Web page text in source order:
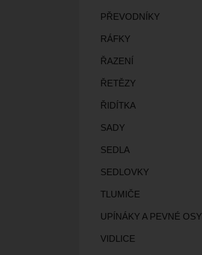
PŘEVODNÍKY
RÁFKY
ŘAZENÍ
ŘETĚZY
ŘIDÍTKA
SADY
SEDLA
SEDLOVKY
TLUMIČE
UPÍNÁKY A PEVNÉ OSY
VIDLICE